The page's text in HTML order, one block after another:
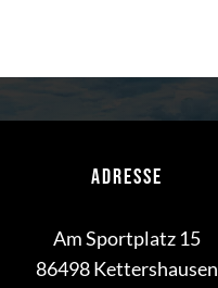
ADRESSE
Am Sportplatz 15
86498 Kettershausen